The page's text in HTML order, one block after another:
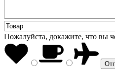
Пожалуйста, докажите, что вы